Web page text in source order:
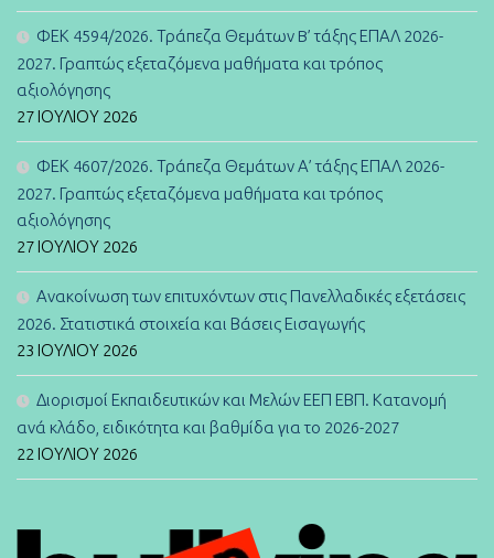
ΦΕΚ 4594/2026. Τράπεζα Θεμάτων B’ τάξης ΕΠΑΛ 2026-
2027. Γραπτώς εξεταζόμενα μαθήματα και τρόπος
αξιολόγησης
27 ΙΟΥΛΊΟΥ 2026
ΦΕΚ 4607/2026. Τράπεζα Θεμάτων Α’ τάξης ΕΠΑΛ 2026-
2027. Γραπτώς εξεταζόμενα μαθήματα και τρόπος
αξιολόγησης
27 ΙΟΥΛΊΟΥ 2026
Ανακοίνωση των επιτυχόντων στις Πανελλαδικές εξετάσεις
2026. Στατιστικά στοιχεία και Βάσεις Εισαγωγής
23 ΙΟΥΛΊΟΥ 2026
Διορισμοί Εκπαιδευτικών και Μελών ΕΕΠ ΕΒΠ. Κατανομή
ανά κλάδο, ειδικότητα και βαθμίδα για το 2026-2027
22 ΙΟΥΛΊΟΥ 2026